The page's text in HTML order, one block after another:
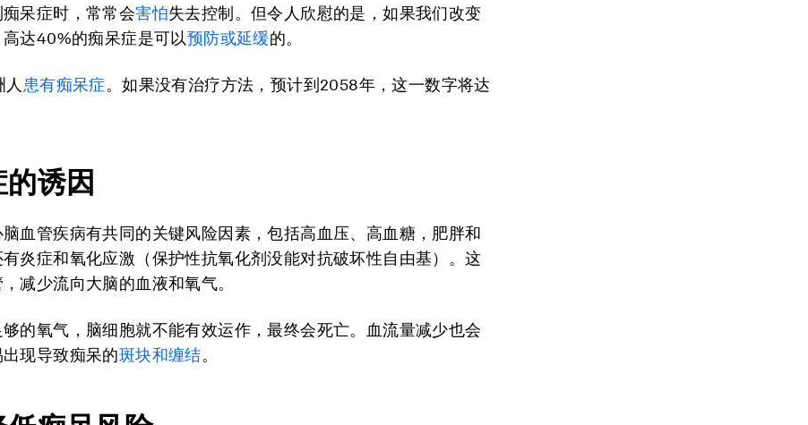
呆症时，常常会害怕失去控制。但令人欣慰的是，如果我们改变
达40%的痴呆症是可以预防或延缓的。
患有痴呆症。如果没有治疗方法，预计到2058年，这一数字将达
诱因
血管疾病有共同的关键风险因素，包括高血压、高血糖，肥胖和
炎症和氧化应激（保护性抗氧化剂没能对抗破坏性自由基）。这
减少流向大脑的血液和氧气。
的氧气，脑细胞就不能有效运作，最终会死亡。血流量减少也会
现导致痴呆的斑块和缠结。